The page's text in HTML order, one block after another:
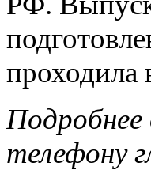
проходила
Подробнее
телефону